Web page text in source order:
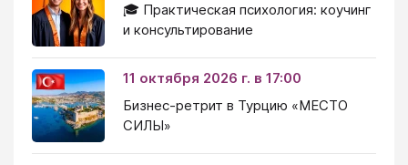
🎓 Практическая психология: коучинг
и консультирование
11 октября 2026 г. в 17:00
Бизнес-ретрит в Турцию «МЕСТО
СИЛЫ»